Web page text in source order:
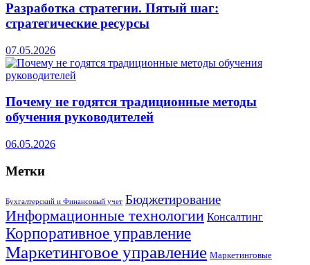
Разработка стратегии. Пятый шаг:
стратегические ресурсы
07.05.2026
Почему не годятся традиционные методы
обучения руководителей
06.05.2026
Метки
Бухгалтерский и Финансовый учет Бюджетирование
Информационные технологии Консалтинг
Корпоративное управление
Маркетинговое управление Маркетинговые